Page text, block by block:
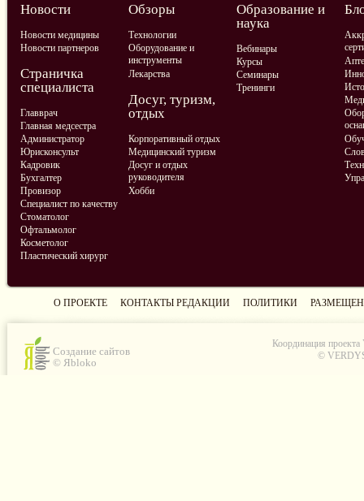
Новости
Новости медицины
Новости партнеров
Обзоры
Технологии
Оборудование и
инструменты
Лекарства
Образование и
наука
Вебинары
Курсы
Семинары
Тренинги
Страничка
специалиста
Главврач
Главная медсестра
Администратор
Юрисконсульт
Кадровик
Бухгалтер
Провизор
Специалист по качеству
Стоматолог
Офтальмолог
Косметолог
Пластический хирург
Досуг, туризм,
отдых
Корпоративный отдых
Медицинский туризм
Досуг и отдых
руководителя
Хобби
О ПРОЕКТЕ КОНТАКТЫ РЕДАКЦИИ ПОЛИТИКИ
Создание сайтов
© Яbloko
Координация проекта
©